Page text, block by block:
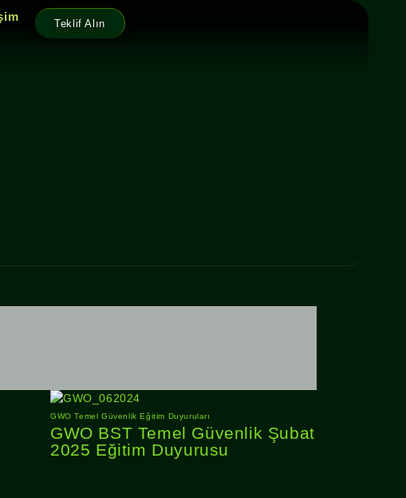
Teklif Alın
GWO Temel Güvenlik Eğitim Duyuruları
GWO BST Temel Güvenlik Şubat
2025 Eğitim Duyurusu